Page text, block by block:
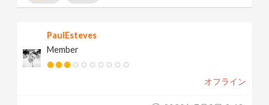
PaulEsteves
Member
オフライン